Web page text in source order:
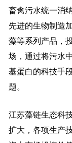
畜禽污水统一消
先进的生物制造
藻等系列产品，
场，通过将污水
基蛋白的科技手
题。
江苏藻链生态科
扩大，各项生产